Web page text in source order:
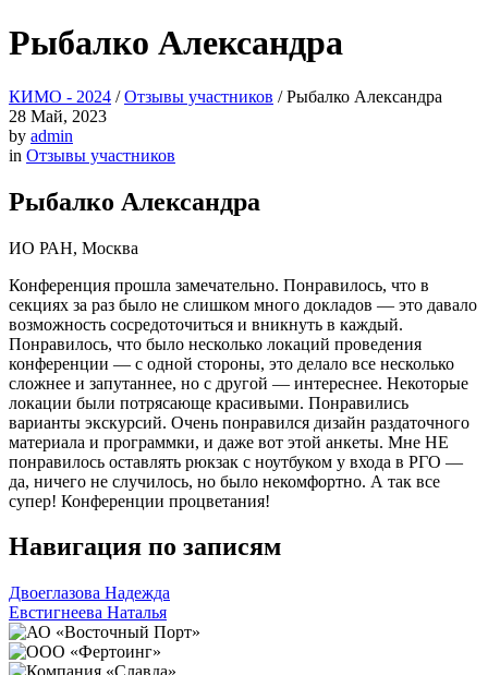
Рыбалко Александра
КИМО - 2024 /Отзывы участников /Рыбалко Александра
28 Май, 2023
by admin
in Отзывы участников
Рыбалко Александра
ИО РАН, Москва
Конференция прошла замечательно. Понравилось, что в
секциях за раз было не слишком много докладов — это давало
возможность сосредоточиться и вникнуть в каждый.
Понравилось, что было несколько локаций проведения
конференции — с одной стороны, это делало все несколько
сложнее и запутаннее, но с другой — интереснее. Некоторые
локации были потрясающе красивыми. Понравились
варианты экскурсий. Очень понравился дизайн раздаточного
материала и программки, и даже вот этой анкеты. Мне НЕ
понравилось оставлять рюкзак с ноутбуком у входа в РГО —
да, ничего не случилось, но было некомфортно. А так все
супер! Конференции процветания!
Навигация по записям
Двоеглазова Надежда
Евстигнеева Наталья